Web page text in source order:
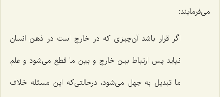
می‌فرمایند:
اگر قرار باشد آن‌چیزی که در خارج است در ذهن انسان
نیاید پس ارتباط بین خارج و بین ما قطع می‌شود و علم
ما تبدیل به جهل می‌شود، درحالتی‌که این مسئله خلاف